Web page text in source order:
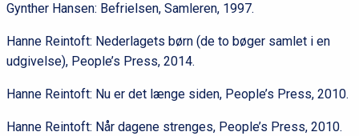
Gynther Hansen: Befrielsen, Samleren, 1997.
Hanne Reintoft: Nederlagets børn (de to bøger samlet i en
udgivelse), People’s Press, 2014.
Hanne Reintoft: Nu er det længe siden, People’s Press, 2010.
Hanne Reintoft: Når dagene strenges, People’s Press, 2010.